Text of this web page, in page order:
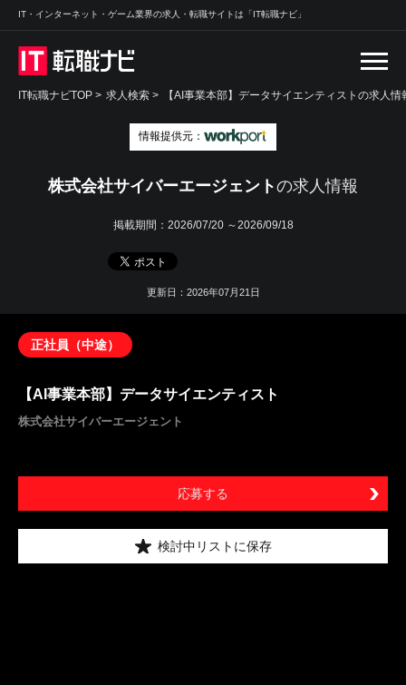
IT・インターネット・ゲーム業界の求人・転職サイトは「IT転職ナビ」
IT転職ナビTOP > 求人検索 > 【AI事業本部】データサイエンティストの求人情
情報提供元：
株式会社サイバーエージェントの求人情報
掲載期間： 2026/07/20 ～2026/09/18
更新日：2026年07月21日
正社員（中途）
【AI事業本部】データサイエンティスト
株式会社サイバーエージェント
応募する
検討中リストに保存